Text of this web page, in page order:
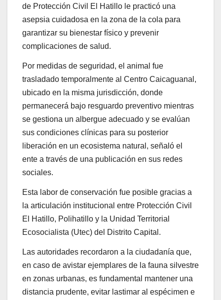
de Protección Civil El Hatillo le practicó una
asepsia cuidadosa en la zona de la cola para
garantizar su bienestar físico y prevenir
complicaciones de salud.
Por medidas de seguridad, el animal fue
trasladado temporalmente al Centro Caicaguanal,
ubicado en la misma jurisdicción, donde
permanecerá bajo resguardo preventivo mientras
se gestiona un albergue adecuado y se evalúan
sus condiciones clínicas para su posterior
liberación en un ecosistema natural, señaló el
ente a través de una publicación en sus redes
sociales.
Esta labor de conservación fue posible gracias a
la articulación institucional entre Protección Civil
El Hatillo, Polihatillo y la Unidad Territorial
Ecosocialista (Utec) del Distrito Capital.
Las autoridades recordaron a la ciudadanía que,
en caso de avistar ejemplares de la fauna silvestre
en zonas urbanas, es fundamental mantener una
distancia prudente, evitar lastimar al espécimen e